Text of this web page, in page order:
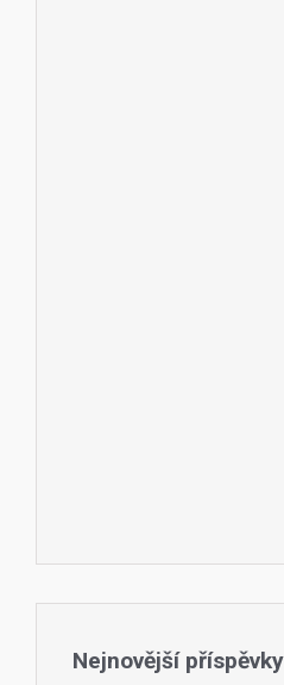
Nejnovější příspěvky